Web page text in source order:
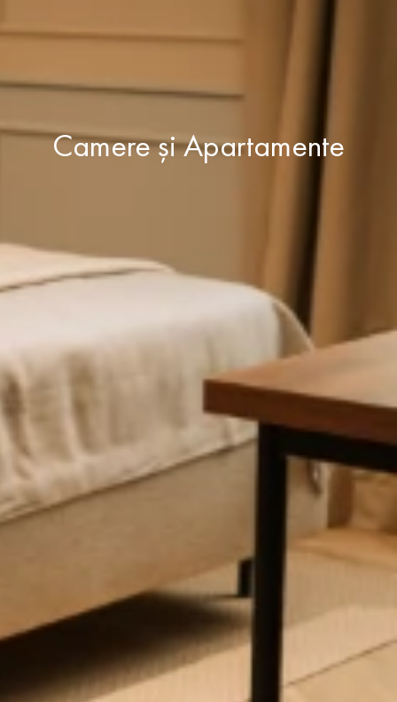
Camere și Apartamente